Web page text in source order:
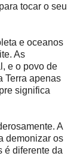
tocar o seu
e oceanos
As
e o povo de
Terra apenas
significa
A
demonizar os
é diferente da